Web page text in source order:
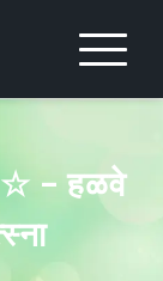
☆ – हळवे